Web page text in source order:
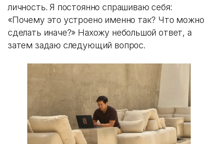
личность. Я постоянно спрашиваю себя:
«Почему это устроено именно так? Что можно
сделать иначе?» Нахожу небольшой ответ, а
затем задаю следующий вопрос.